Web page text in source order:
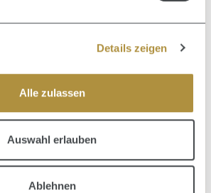
Details zeigen
Alle zulassen
Auswahl erlauben
Ablehnen
Regulärer Preis:
39,35 €
Newsletter - 5€ für Dich